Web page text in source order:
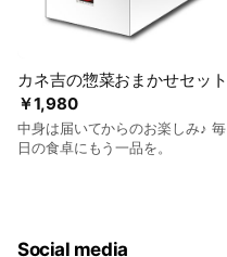
￥1,980
カネ吉の惣菜おまかせセット
中身は届いてからのお楽しみ♪ 毎
日の食卓にもう一品を。
Social media